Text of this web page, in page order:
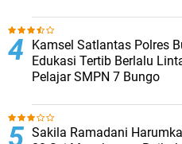
Kamsel Satlantas Polres
Edukasi Tertib Berlalu
Pelajar SMPN 7 Bungo
Sakila Ramadani